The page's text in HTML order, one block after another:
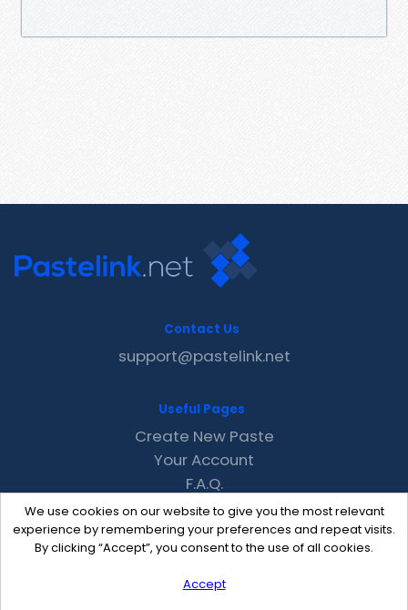
We use cookies on our website to give you the most relevant
experience by remembering your preferences and repeat visits.
By clicking “Accept”, you consent to the use of all cookies.
Accept
Contact Us
support@pastelink.net
Useful Pages
Create New Paste
Your Account
F.A.Q.
Recent
Contact